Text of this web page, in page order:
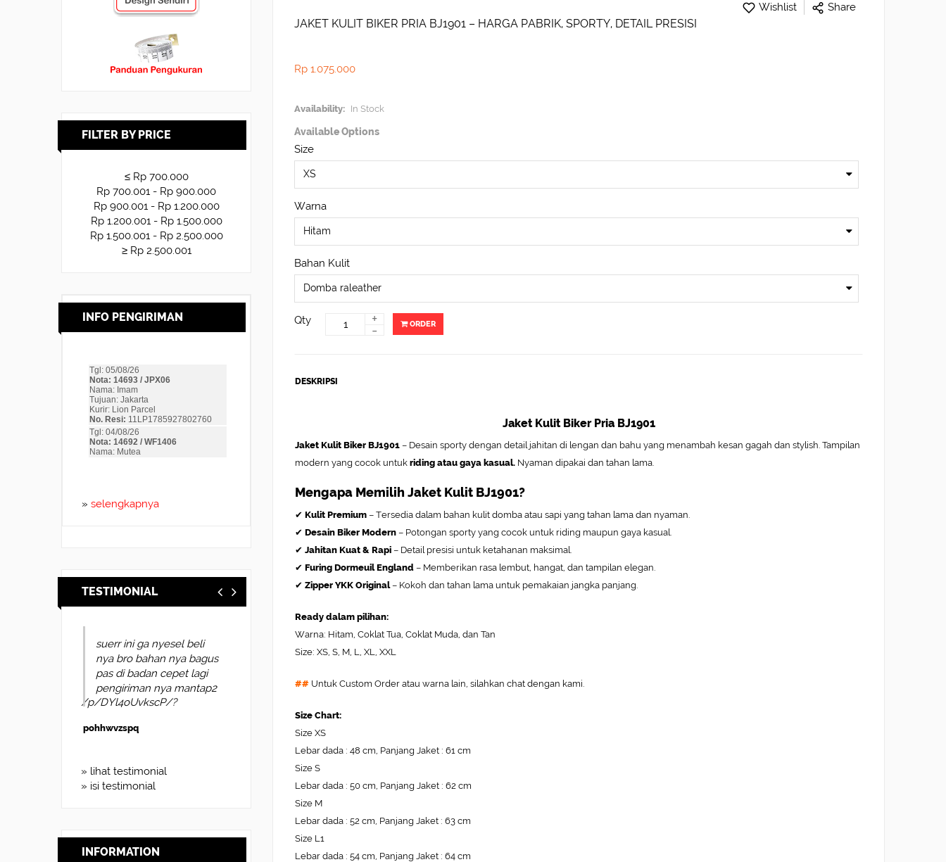
FILTER BY PRICE
≤ Rp 700.000
Rp 700.001 - Rp 900.000
Rp 900.001 - Rp 1.200.000
Rp 1.200.001 - Rp 1.500.000
Rp 1.500.001 - Rp 2.500.000
≥ Rp 2.500.001
INFO PENGIRIMAN
» selengkapnya
TESTIMONIAL
suerr ini ga nyesel beli
nya bro bahan nya bagus
pas di badan cepet lagi
pengiriman nya mantap2
pohhwvzspq
» lihat testimonial
» isi testimonial
INFORMATION
Wishlist Share
JAKET KULIT BIKER PRIA BJ1901 – HARGA PABRIK, SPORTY, DETAIL PRESISI
Rp 1.075.000
Availability: In Stock
Available Options
Size
Warna
Bahan Kulit
Qty +
- ORDER
DESKRIPSI
Jaket Kulit Biker Pria BJ1901
Jaket Kulit Biker BJ1901 – Desain sporty dengan detail jahitan di lengan dan bahu yang menambah kesan gagah dan stylish. Tampilan
modern yang cocok untuk riding atau gaya kasual. Nyaman dipakai dan tahan lama.
Mengapa Memilih Jaket Kulit BJ1901?
✔ Kulit Premium – Tersedia dalam bahan kulit domba atau sapi yang tahan lama dan nyaman.
✔ Desain Biker Modern – Potongan sporty yang cocok untuk riding maupun gaya kasual.
✔ Jahitan Kuat & Rapi – Detail presisi untuk ketahanan maksimal.
✔ Furing Dormeuil England – Memberikan rasa lembut, hangat, dan tampilan elegan.
✔ Zipper YKK Original– Kokoh dan tahan lama untuk pemakaian jangka panjang.
Ready dalam pilihan:
Warna: Hitam, Coklat Tua, Coklat Muda, dan Tan
Size: XS, S, M, L, XL, XXL
## Untuk Custom Order atau warna lain, silahkan chat dengan kami.
Size Chart:
Size XS
Lebar dada : 48 cm, Panjang Jaket : 61 cm
Size S
Lebar dada : 50 cm, Panjang Jaket : 62 cm
Size M
Lebar dada : 52 cm, Panjang Jaket : 63 cm
Size L1
Lebar dada : 54 cm, Panjang Jaket : 64 cm